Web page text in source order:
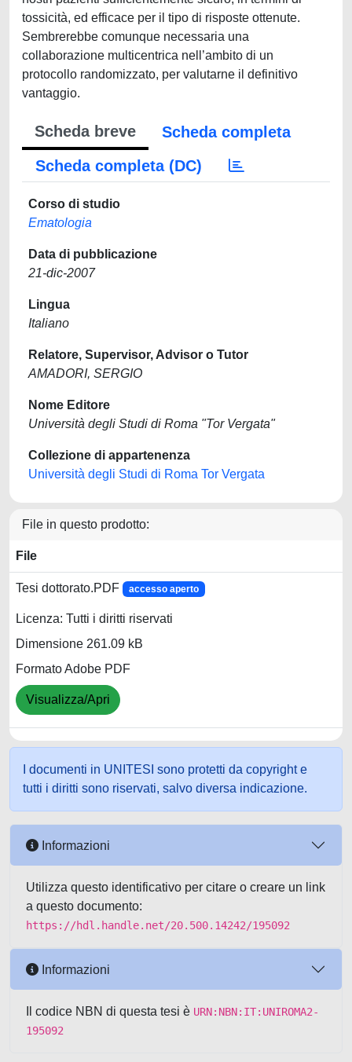
tossicità, ed efficace per il tipo di risposte ottenute.
Sembrerebbe comunque necessaria una
collaborazione multicentrica nell’ambito di un
protocollo randomizzato, per valutarne il definitivo
vantaggio.
Scheda breve
Scheda completa
Scheda completa (DC)
Corso di studio
Ematologia
Data di pubblicazione
21-dic-2007
Lingua
Italiano
Relatore, Supervisor, Advisor o Tutor
AMADORI, SERGIO
Nome Editore
Università degli Studi di Roma "Tor Vergata"
Collezione di appartenenza
Università degli Studi di Roma Tor Vergata
File in questo prodotto:
File
Tesi dottorato.PDF accesso aperto
Licenza: Tutti i diritti riservati
Dimensione 261.09 kB
Formato Adobe PDF
Visualizza/Apri
I documenti in UNITESI sono protetti da copyright e
tutti i diritti sono riservati, salvo diversa indicazione.
Informazioni
Utilizza questo identificativo per citare o creare un link
a questo documento:
https://hdl.handle.net/20.500.14242/195092
Informazioni
Il codice NBN di questa tesi è URN:NBN:IT:UNIROMA2-
195092